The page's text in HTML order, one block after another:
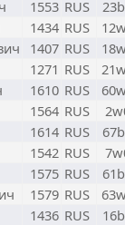
1553 RUS
1434 RUS
1407 RUS
1271 RUS
1610 RUS
1564 RUS
1614 RUS
1542 RUS
1575 RUS
1579 RUS
1436 RUS